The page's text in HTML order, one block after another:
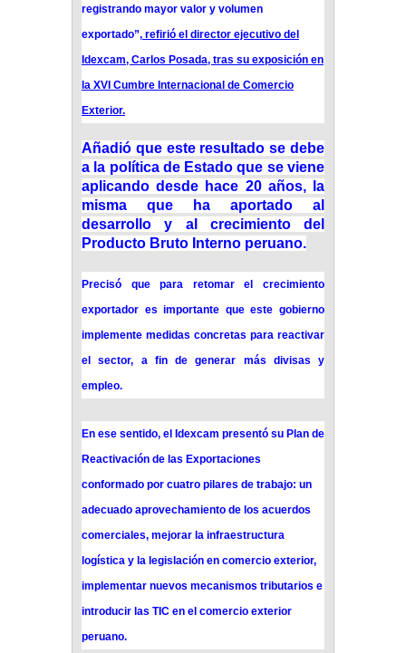
registrando mayor valor y volumen
exportado”, refirió el director ejecutivo del
Idexcam, Carlos Posada, tras su exposición en
la XVI Cumbre Internacional de Comercio
Exterior.
Añadió que este resultado se debe
a la política de Estado que se viene
aplicando desde hace 20 años, la
misma que ha aportado al
desarrollo y al crecimiento del
Producto Bruto Interno peruano.
Precisó que para retomar el crecimiento
exportador es importante que este gobierno
implemente medidas concretas para reactivar
el sector, a fin de generar más divisas y
empleo.
En ese sentido, el Idexcam presentó su Plan de
Reactivación de las Exportaciones
conformado por cuatro pilares de trabajo: un
adecuado aprovechamiento de los acuerdos
comerciales, mejorar la infraestructura
logística y la legislación en comercio exterior,
implementar nuevos mecanismos tributarios e
introducir las TIC en el comercio exterior
peruano.